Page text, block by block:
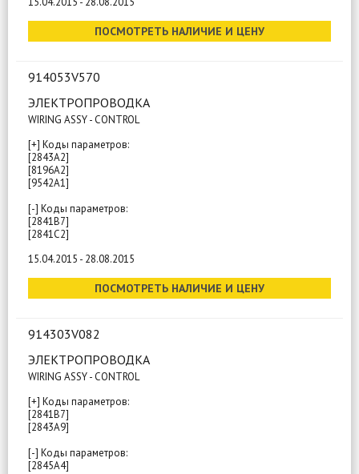
ПОСМОТРЕТЬ НАЛИЧИЕ И ЦЕНУ
914053V570
ЭЛЕКТРОПРОВОДКА
WIRING ASSY - CONTROL
[+] Коды параметров:
[2843A2]
[8196A2]
[9542A1]
[-] Коды параметров:
[2841B7]
[2841C2]
15.04.2015 - 28.08.2015
ПОСМОТРЕТЬ НАЛИЧИЕ И ЦЕНУ
914303V082
ЭЛЕКТРОПРОВОДКА
WIRING ASSY - CONTROL
[+] Коды параметров:
[2841B7]
[2843A9]
[-] Коды параметров:
[2845A4]